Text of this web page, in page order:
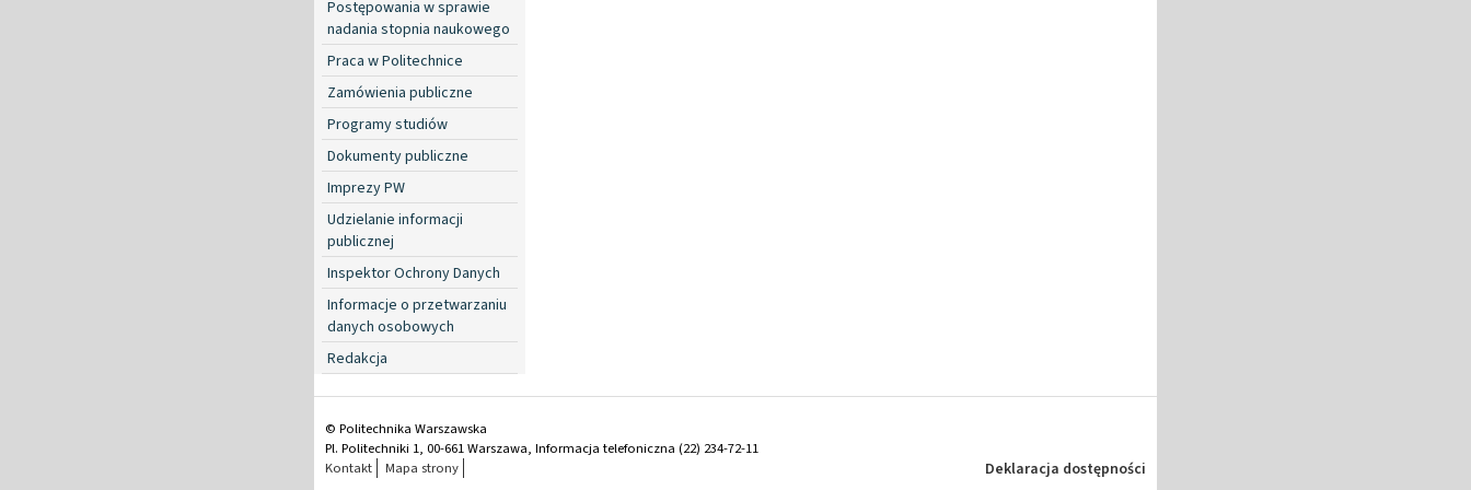
Postępowania w sprawie
nadania stopnia naukowego
Praca w Politechnice
Zamówienia publiczne
Programy studiów
Dokumenty publiczne
Imprezy PW
Udzielanie informacji
publicznej
Inspektor Ochrony Danych
Informacje o przetwarzaniu
danych osobowych
Redakcja
© Politechnika Warszawska
Pl. Politechniki 1, 00-661 Warszawa, Informacja telefoniczna (22) 234-72-11
Kontakt
Mapa strony Deklaracja dostępności